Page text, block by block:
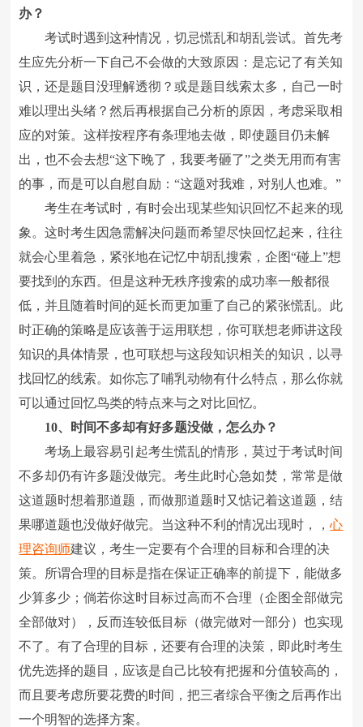
办？
考试时遇到这种情况，切忌慌乱和胡乱尝试。首先考
生应先分析一下自己不会做的大致原因：是忘记了有关知
识，还是题目没理解透彻？或是题目线索太多，自己一时
难以理出头绪？然后再根据自己分析的原因，考虑采取相
应的对策。这样按程序有条理地去做，即使题目仍未解
出，也不会去想“这下晚了，我要考砸了”之类无用而有害
的事，而是可以自慰自励：“这题对我难，对别人也难。”
考生在考试时，有时会出现某些知识回忆不起来的现
象。这时考生因急需解决问题而希望尽快回忆起来，往往
就会心里着急，紧张地在记忆中胡乱搜索，企图“碰上”想
要找到的东西。但是这种无秩序搜索的成功率一般都很
低，并且随着时间的延长而更加重了自己的紧张慌乱。此
时正确的策略是应该善于运用联想，你可联想老师讲这段
知识的具体情景，也可联想与这段知识相关的知识，以寻
找回忆的线索。如你忘了哺乳动物有什么特点，那么你就
可以通过回忆鸟类的特点来与之对比回忆。
10、时间不多却有好多题没做，怎么办？
考场上最容易引起考生慌乱的情形，莫过于考试时间
不多却仍有许多题没做完。考生此时心急如焚，常常是做
这道题时想着那道题，而做那道题时又惦记着这道题，结
果哪道题也没做好做完。当这种不利的情况出现时，，心
理咨询师建议，考生一定要有个合理的目标和合理的决
策。所谓合理的目标是指在保证正确率的前提下，能做多
少算多少；倘若你这时目标过高而不合理（企图全部做完
全部做对），反而连较低目标（做完做对一部分）也实现
不了。有了合理的目标，还要有合理的决策，即此时考生
优先选择的题目，应该是自己比较有把握和分值较高的，
而且要考虑所要花费的时间，把三者综合平衡之后再作出
一个明智的选择方案。